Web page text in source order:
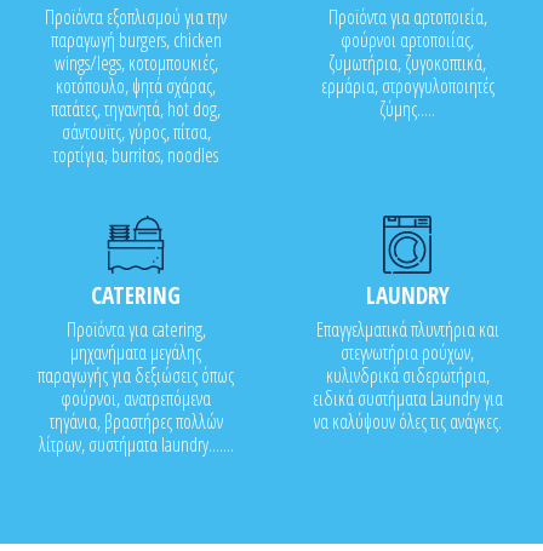
Προϊόντα εξοπλισμού για την
παραγωγή burgers, chicken
wings/legs, κοτομπουκιές,
κοτόπουλο, ψητά σχάρας,
πατάτες, τηγανητά, hot dog,
σάντουϊτς, γύρος, πίτσα,
τορτίγια, burritos, noodles
Προϊόντα για αρτοποιεία,
φούρνοι αρτοποιίας,
ζυμωτήρια, ζυγοκοπτικά,
ερμάρια, στρογγυλοποιητές
ζύμης.....
CATERING
Προϊόντα για catering,
μηχανήματα μεγάλης
παραγωγής για δεξιώσεις όπως
φούρνοι, ανατρεπόμενα
τηγάνια, βραστήρες πολλών
λίτρων, συστήματα laundry.......
LAUNDRY
Επαγγελματικά πλυντήρια και
στεγνωτήρια ρούχων,
κυλινδρικά σιδερωτήρια,
ειδικά συστήματα Laundry για
να καλύψουν όλες τις ανάγκες.